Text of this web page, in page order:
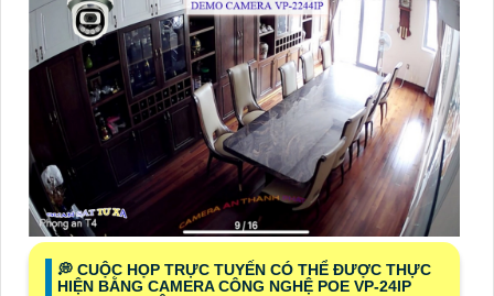
️💭 CUỘC HỌP TRỰC TUYẾN CÓ THỂ ĐƯỢC THỰC
HIỆN BẰNG CAMERA CÔNG NGHỆ POE VP-24IP